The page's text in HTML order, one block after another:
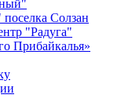
Солзан
"Радуга"
Прибайкалья»